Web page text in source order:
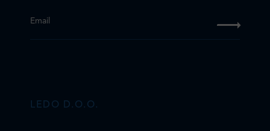
Email
LEDO D.O.O.